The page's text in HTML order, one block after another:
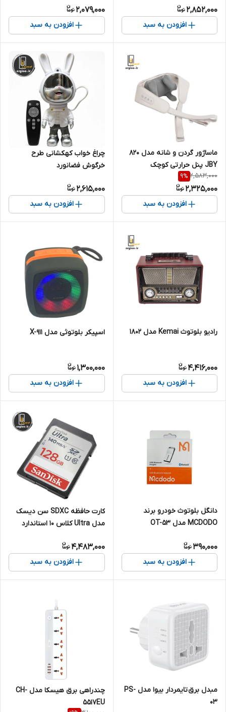
2,852,000
افزودن به سبد
2,079,000
افزودن به سبد
ماساژور گردن و شانه مدل 820
JBY پنل حرارتی کوچک
2,583,000
9%
2,325,000
افزودن به سبد
چراغ خواب کهکشانی طرح
خرگوش فضانورد
2,615,000
افزودن به سبد
رادیو بلوتوث Kemai مدل 1802
4,416,000
افزودن به سبد
اسپیکر بلوتوثی مدل X-911
1,300,000
افزودن به سبد
دانگل بلوتوث خودرو برند
MCDODO مدل OT-53
390,000
افزودن به سبد
کارت حافظه SDXC سن دیسک
مدل Ultra کلاس 10 استاندارد
128 گیگابایت
4,483,000
افزودن به سبد
مبدل برق تایمردار بیوا مدل PS-
03
چندراهی برق هیسکا مدل CH-
5517EU